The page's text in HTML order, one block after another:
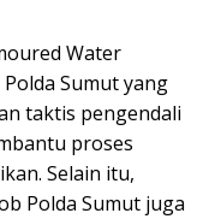
Water
Sumut yang
taktis pengendali
proses
Selain itu,
Polda Sumut juga